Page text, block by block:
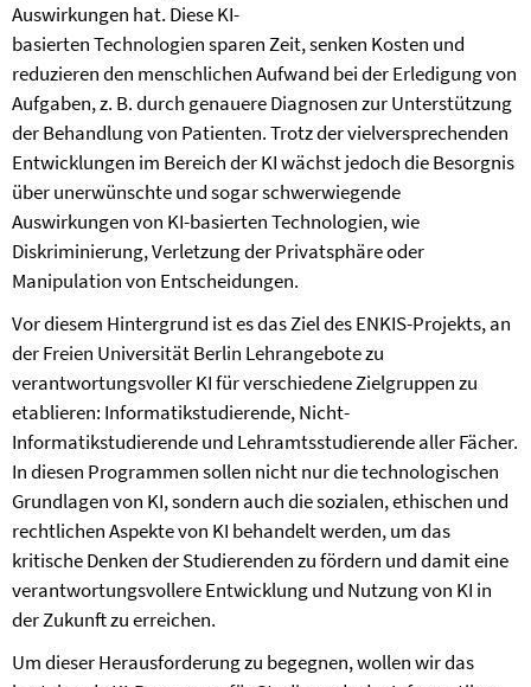
Auswirkungen hat. Diese KI-
basierten Technologien sparen Zeit, senken Kosten und
reduzieren den menschlichen Aufwand bei der Erledigung von
Aufgaben, z. B. durch genauere Diagnosen zur Unterstützung
der Behandlung von Patienten. Trotz der vielversprechenden
Entwicklungen im Bereich der KI wächst jedoch die Besorgnis
über unerwünschte und sogar schwerwiegende
Auswirkungen von KI-basierten Technologien, wie
Diskriminierung, Verletzung der Privatsphäre oder
Manipulation von Entscheidungen.
Vor diesem Hintergrund ist es das Ziel des ENKIS-Projekts, an
der Freien Universität Berlin Lehrangebote zu
verantwortungsvoller KI für verschiedene Zielgruppen zu
etablieren: Informatikstudierende, Nicht-
Informatikstudierende und Lehramtsstudierende aller Fächer.
In diesen Programmen sollen nicht nur die technologischen
Grundlagen von KI, sondern auch die sozialen, ethischen und
rechtlichen Aspekte von KI behandelt werden, um das
kritische Denken der Studierenden zu fördern und damit eine
verantwortungsvollere Entwicklung und Nutzung von KI in
der Zukunft zu erreichen.
Um dieser Herausforderung zu begegnen, wollen wir das